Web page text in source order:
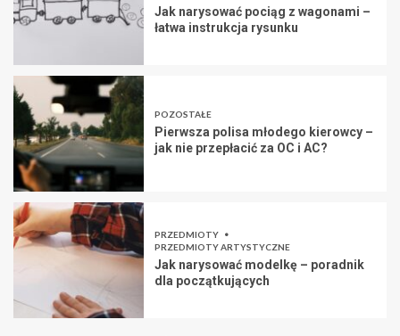
Jak narysować pociąg z wagonami –
łatwa instrukcja rysunku
POZOSTAŁE
Pierwsza polisa młodego kierowcy –
jak nie przepłacić za OC i AC?
PRZEDMIOTY
PRZEDMIOTY ARTYSTYCZNE
Jak narysować modelkę – poradnik
dla początkujących